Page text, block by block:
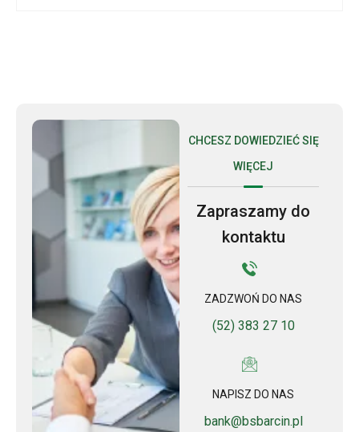
CHCESZ DOWIEDZIEĆ SIĘ
WIĘCEJ
Zapraszamy do
kontaktu
ZADZWOŃ DO NAS
(52) 383 27 10
NAPISZ DO NAS
bank@bsbarcin.pl